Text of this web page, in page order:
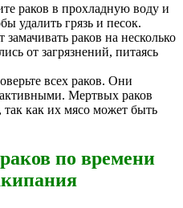
раков в прохладную воду и
удалить грязь и песок.
раков на несколько
от загрязнений, питаясь
всех раков. Они
Мертвых раков
так как их мясо может быть
по времени